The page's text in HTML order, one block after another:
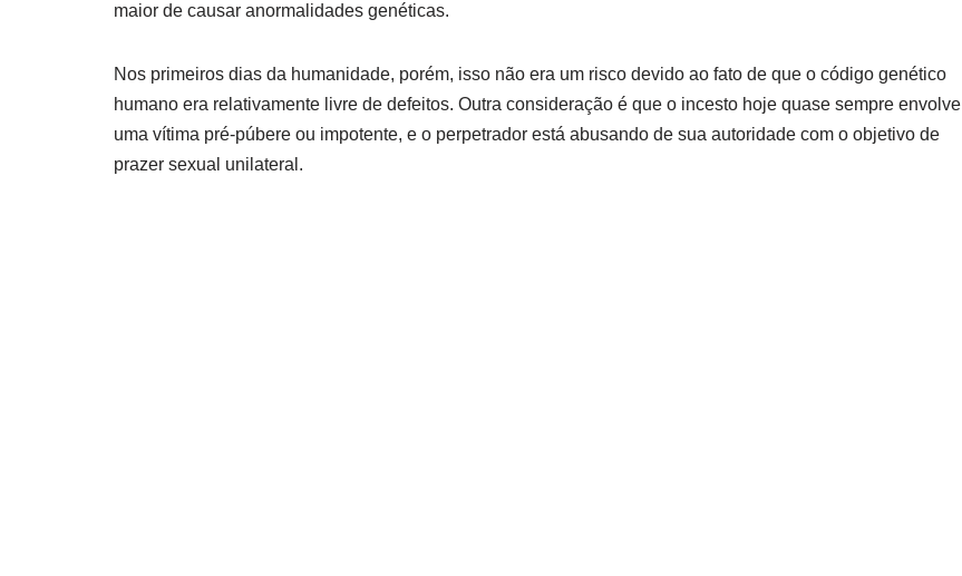
maior de causar anormalidades genéticas.
Nos primeiros dias da humanidade, porém, isso não era um risco devido ao fato de que o código genético
humano era relativamente livre de defeitos. Outra consideração é que o incesto hoje quase sempre envolve
uma vítima pré-púbere ou impotente, e o perpetrador está abusando de sua autoridade com o objetivo de
prazer sexual unilateral.